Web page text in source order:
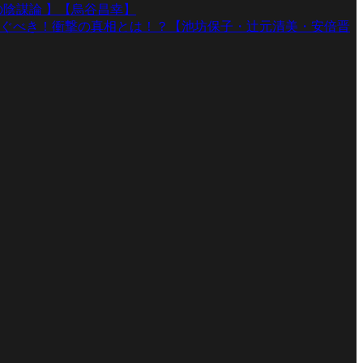
謀論 】【烏谷昌幸】
べき！衝撃の真相とは！？【池坊保子・辻元清美・安倍晋